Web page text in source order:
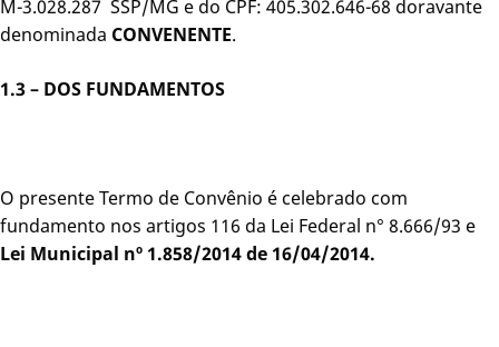
M-3.028.287 SSP/MG e do CPF: 405.302.646-68 doravante
denominada CONVENENTE.
1.3 – DOS FUNDAMENTOS
O presente Termo de Convênio é celebrado com
fundamento nos artigos 116 da Lei Federal n° 8.666/93 e
Lei Municipal nº 1.858/2014 de 16/04/2014.